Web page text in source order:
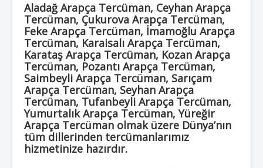
Aladağ Arapça Tercüman, Ceyhan Arapça
Tercüman, Çukurova Arapça Tercüman,
Feke Arapça Tercüman, İmamoğlu Arapça
Tercüman, Karaisalı Arapça Tercüman,
Karataş Arapça Tercüman, Kozan Arapça
Tercüman, Pozantı Arapça Tercüman,
Saimbeyli Arapça Tercüman, Sarıçam
Arapça Tercüman, Seyhan Arapça
Tercüman, Tufanbeyli Arapça Tercüman,
Yumurtalık Arapça Tercüman, Yüreğir
Arapça Tercüman olmak üzere Dünya’nın
tüm dillerinden tercümanlarımız
hizmetinize hazırdır.